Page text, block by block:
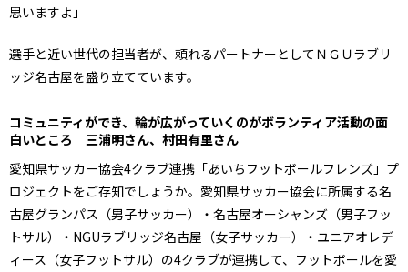
思いますよ」
選手と近い世代の担当者が、頼れるパートナーとしてＮＧＵラブリ
ッジ名古屋を盛り立てています。
コミュニティができ、輪が広がっていくのがボランティア活動の面
白いところ 三浦明さん、村田有里さん
愛知県サッカー協会4クラブ連携「あいちフットボールフレンズ」プ
ロジェクトをご存知でしょうか。愛知県サッカー協会に所属する名
古屋グランパス（男子サッカー）・名古屋オーシャンズ（男子フッ
トサル）・NGUラブリッジ名古屋（女子サッカー）・ユニアオレデ
ィース（女子フットサル）の4クラブが連携して、フットボールを愛